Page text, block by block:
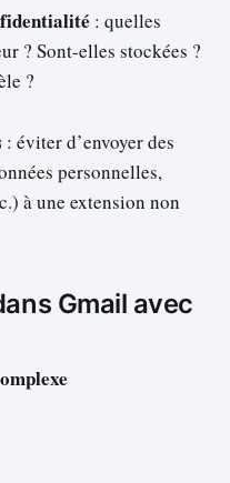
: quelles
? Sont-elles stockées ?
?
: éviter d’envoyer des
personnelles,
à une extension non
Gmail avec